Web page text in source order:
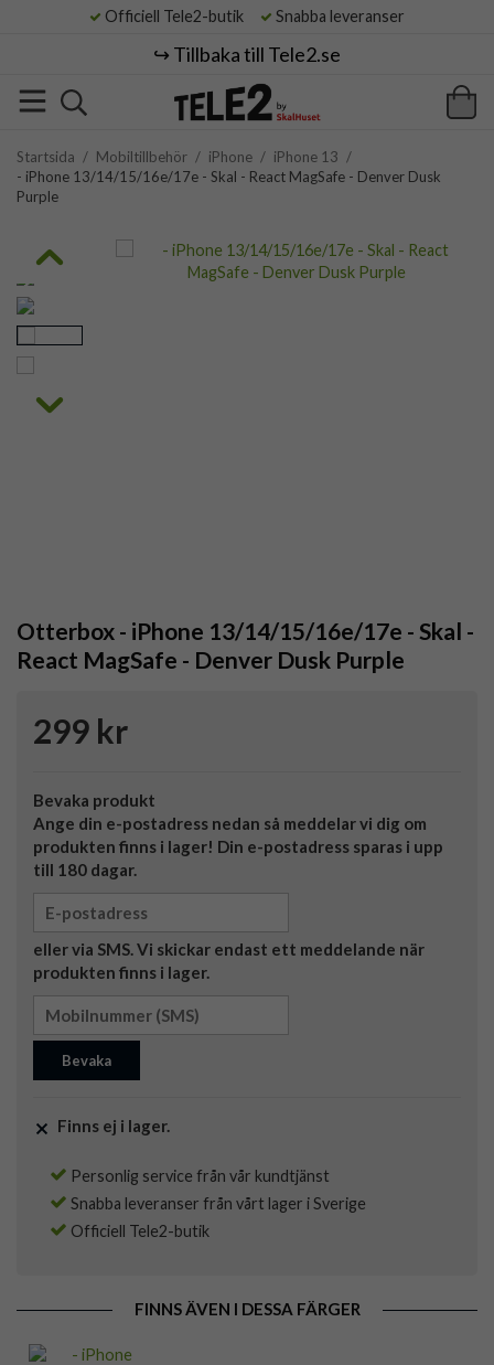
Officiell Tele2-butik Snabba leveranser
↪️ Tillbaka till Tele2.se
Startsida / Mobiltillbehör / iPhone / iPhone 13 /
- iPhone 13/14/15/16e/17e - Skal - React MagSafe - Denver Dusk
Purple
Otterbox - iPhone 13/14/15/16e/17e - Skal -
React MagSafe - Denver Dusk Purple
299 kr
Bevaka produkt
Ange din e-postadress nedan så meddelar vi dig om
produkten finns i lager! Din e-postadress sparas i upp
till 180 dagar.
eller via SMS. Vi skickar endast ett meddelande när
produkten finns i lager.
Bevaka
Finns ej i lager.
Personlig service från vår kundtjänst
Snabba leveranser från vårt lager i Sverige
Officiell Tele2-butik
FINNS ÄVEN I DESSA FÄRGER